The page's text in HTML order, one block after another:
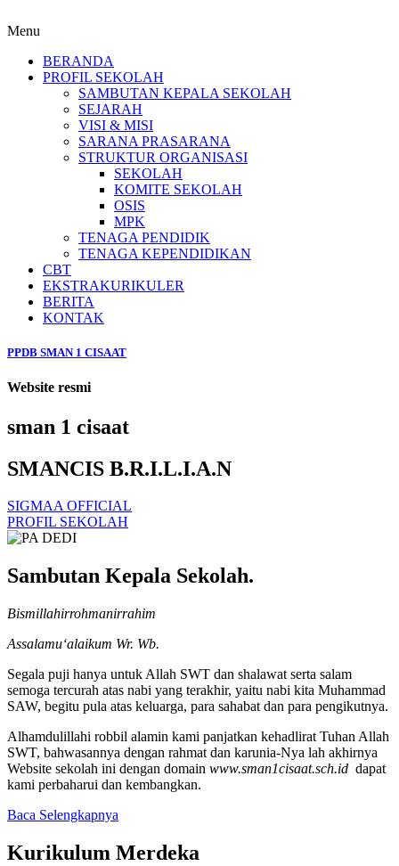
Menu
BERANDA
PROFIL SEKOLAH
SAMBUTAN KEPALA SEKOLAH
SEJARAH
VISI & MISI
SARANA PRASARANA
STRUKTUR ORGANISASI
SEKOLAH
KOMITE SEKOLAH
OSIS
MPK
TENAGA PENDIDIK
TENAGA KEPENDIDIKAN
CBT
EKSTRAKURIKULER
BERITA
KONTAK
PPDB SMAN 1 CISAAT
Website resmi
sman 1 cisaat
SMANCIS B.R.I.L.I.A.N
SIGMAA OFFICIAL
PROFIL SEKOLAH
Sambutan Kepala Sekolah.
Bismillahirrohmanirrahim
Assalamu‘alaikum Wr. Wb.
Segala puji hanya untuk Allah SWT dan shalawat serta salam
semoga tercurah atas nabi yang terakhir, yaitu nabi kita Muhammad
SAW, begitu pula atas keluarga, para sahabat dan para pengikutnya.
Alhamdulillahi robbil alamin kami panjatkan kehadlirat Tuhan Allah
SWT, bahwasannya dengan rahmat dan karunia-Nya lah akhirnya
Website sekolah ini dengan domain www.sman1cisaat.sch.id dapat
kami perbaharui dan kembangkan.
Baca Selengkapnya
Kurikulum Merdeka